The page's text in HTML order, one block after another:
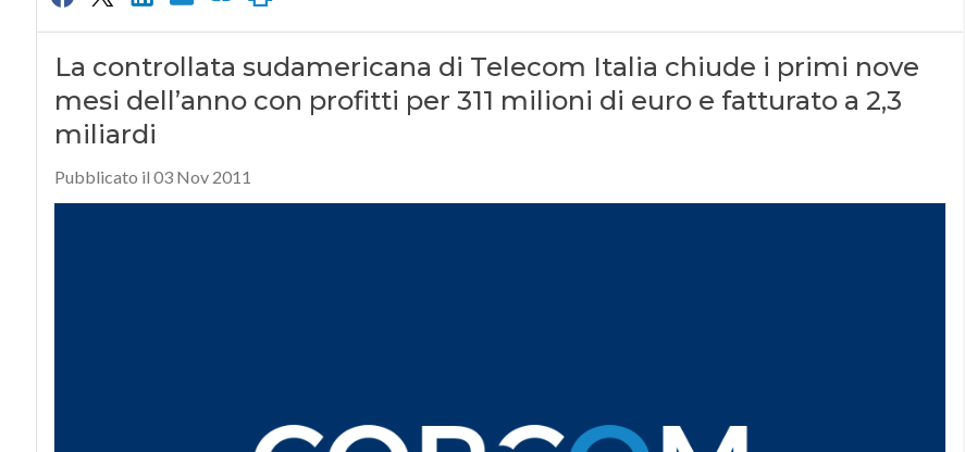
La controllata sudamericana di Telecom Italia chiude i primi nove
mesi dell’anno con profitti per 311 milioni di euro e fatturato a 2,3
miliardi
Pubblicato il 03 Nov 2011